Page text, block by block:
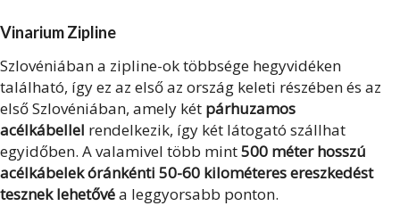
Vinarium Zipline
Szlovéniában a zipline-ok többsége hegyvidéken
található, így ez az első az ország keleti részében és az
első Szlovéniában, amely két párhuzamos
acélkábellel rendelkezik, így két látogató szállhat
egyidőben. A valamivel több mint500 méter hosszú
acélkábelek óránkénti 50-60 kilométeres ereszkedést
tesznek lehetővéa leggyorsabb ponton.